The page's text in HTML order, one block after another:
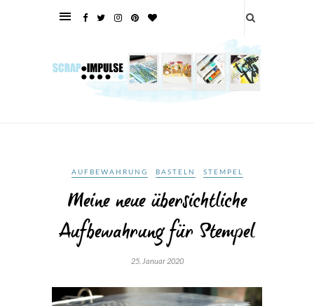
AUFBEWAHRUNG BASTELN STEMPEL
Meine neue übersichtliche
Aufbewahrung für Stempel
25. Januar 2020